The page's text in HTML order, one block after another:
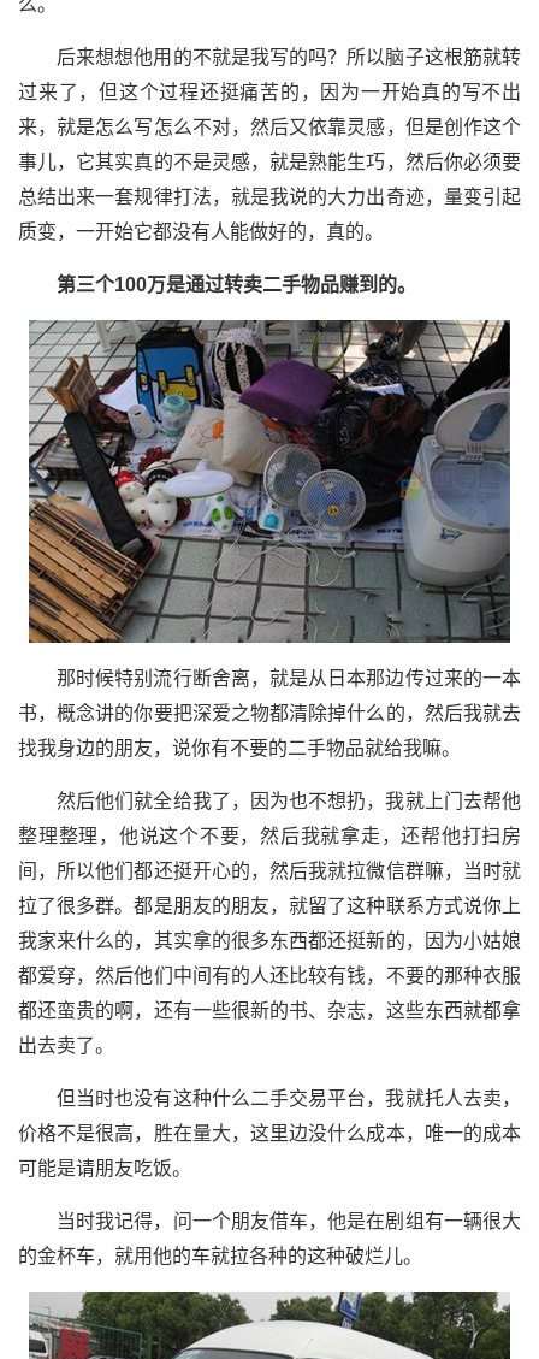
后来想想他用的不就是我写的吗？所以脑子这根筋就转
过来了，但这个过程还挺痛苦的，因为一开始真的写不出
来，就是怎么写怎么不对，然后又依靠灵感，但是创作这个
事儿，它其实真的不是灵感，就是熟能生巧，然后你必须要
总结出来一套规律打法，就是我说的大力出奇迹，量变引起
质变，一开始它都没有人能做好的，真的。
第三个100万是通过转卖二手物品赚到的。
那时候特别流行断舍离，就是从日本那边传过来的一本
书，概念讲的你要把深爱之物都清除掉什么的，然后我就去
找我身边的朋友，说你有不要的二手物品就给我嘛。
然后他们就全给我了，因为也不想扔，我就上门去帮他
整理整理，他说这个不要，然后我就拿走，还帮他打扫房
间，所以他们都还挺开心的，然后我就拉微信群嘛，当时就
拉了很多群。都是朋友的朋友，就留了这种联系方式说你上
我家来什么的，其实拿的很多东西都还挺新的，因为小姑娘
都爱穿，然后他们中间有的人还比较有钱，不要的那种衣服
都还蛮贵的啊，还有一些很新的书、杂志，这些东西就都拿
出去卖了。
但当时也没有这种什么二手交易平台，我就托人去卖，
价格不是很高，胜在量大，这里边没什么成本，唯一的成本
可能是请朋友吃饭。
当时我记得，问一个朋友借车，他是在剧组有一辆很大
的金杯车，就用他的车就拉各种的这种破烂儿。